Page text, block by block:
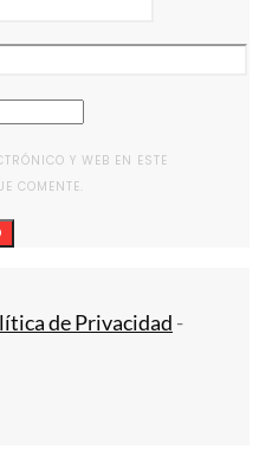
Y WEB EN ESTE
COMENTE.
de Privacidad -